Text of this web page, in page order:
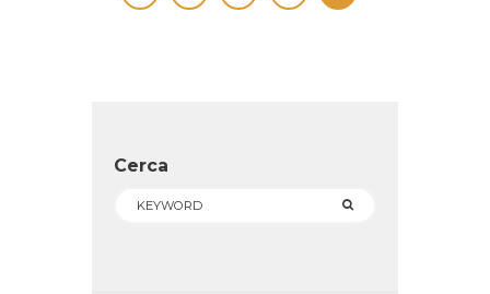
Cerca